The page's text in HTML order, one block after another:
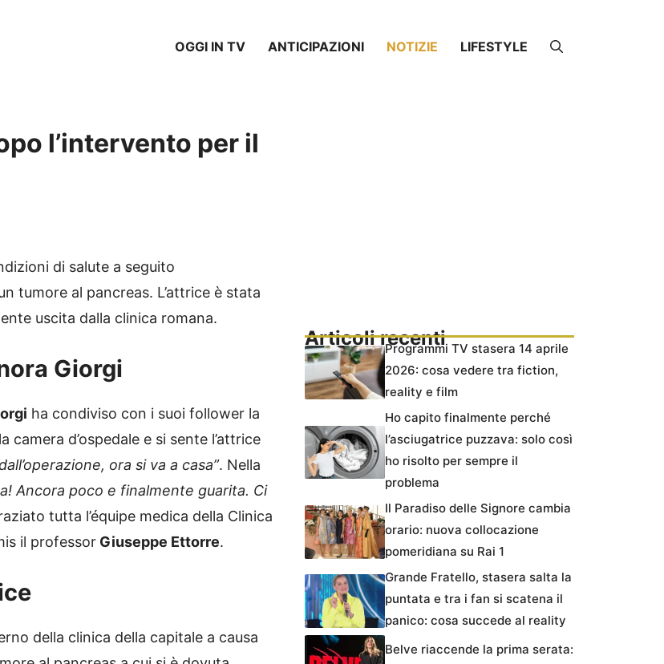
OGGI IN TV ANTICIPAZIONI NOTIZIE LIFESTYLE
l’intervento per il
di salute a seguito
tumore al pancreas. L’attrice è stata
uscita dalla clinica romana.
Giorgi
ha condiviso con i suoi follower la
d’ospedale e si sente l’attrice
ora si va a casa”. Nella
Ancora poco e finalmente guarita. Ci
tutta l’équipe medica della Clinica
il professor Giuseppe Ettorre.
della clinica della capitale a causa
Articoli recentiProgrammi TV stasera 14 aprile
2026: cosa vedere tra fiction,
reality e film
Ho capito finalmente perché
l’asciugatrice puzzava: solo così
ho risolto per sempre il
problema
Il Paradiso delle Signore cambia
orario: nuova collocazione
pomeridiana su Rai 1
Grande Fratello, stasera salta la
puntata e tra i fan si scatena il
panico: cosa succede al reality
Belve riaccende la prima serata: